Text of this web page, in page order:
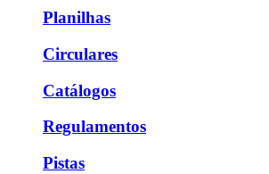
Planilhas
Circulares
Catálogos
Regulamentos
Pistas